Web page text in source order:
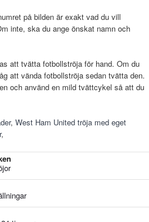
på bilden är exakt vad du vill
inte, ska du ange önskat namn och
att tvätta fotbollströja för hand. Om du
att vända fotbollströja sedan tvätta den.
och använd en mild tvättcykel så att du
, West Ham United tröja med eget
,